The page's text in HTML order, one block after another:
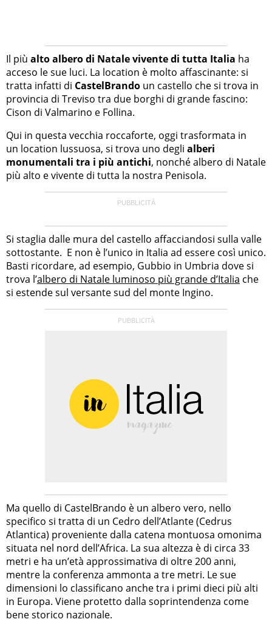
Il più alto albero di Natale vivente di tutta Italia ha
acceso le sue luci. La location è molto affascinante: si
tratta infatti di CastelBrando un castello che si trova in
provincia di Treviso tra due borghi di grande fascino:
Cison di Valmarino e Follina.
Qui in questa vecchia roccaforte, oggi trasformata in
un location lussuosa, si trova uno degli alberi
monumentali tra i più antichi, nonché albero di Natale
più alto e vivente di tutta la nostra Penisola.
Si staglia dalle mura del castello affacciandosi sulla valle
sottostante. E non è l’unico in Italia ad essere così unico.
Basti ricordare, ad esempio, Gubbio in Umbria dove si
trova l’albero di Natale luminoso più grande d’Italia che
si estende sul versante sud del monte Ingino.
Ma quello di CastelBrando è un albero vero, nello
specifico si tratta di un Cedro dell’Atlante (Cedrus
Atlantica) proveniente dalla catena montuosa omonima
situata nel nord dell’Africa. La sua altezza è di circa 33
metri e ha un’età approssimativa di oltre 200 anni,
mentre la conferenza ammonta a tre metri. Le sue
dimensioni lo classificano anche tra i primi dieci più alti
in Europa. Viene protetto dalla soprintendenza come
bene storico nazionale.